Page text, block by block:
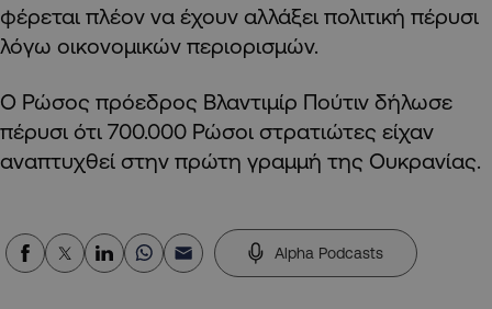
φέρεται πλέον να έχουν αλλάξει πολιτική πέρυσι
λόγω οικονομικών περιορισμών.
Ο Ρώσος πρόεδρος Βλαντιμίρ Πούτιν δήλωσε
πέρυσι ότι 700.000 Ρώσοι στρατιώτες είχαν
αναπτυχθεί στην πρώτη γραμμή της Ουκρανίας.
Alpha Podcasts